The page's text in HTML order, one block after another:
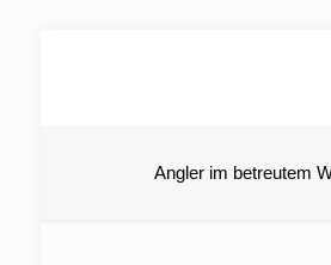
Angler im betreutem